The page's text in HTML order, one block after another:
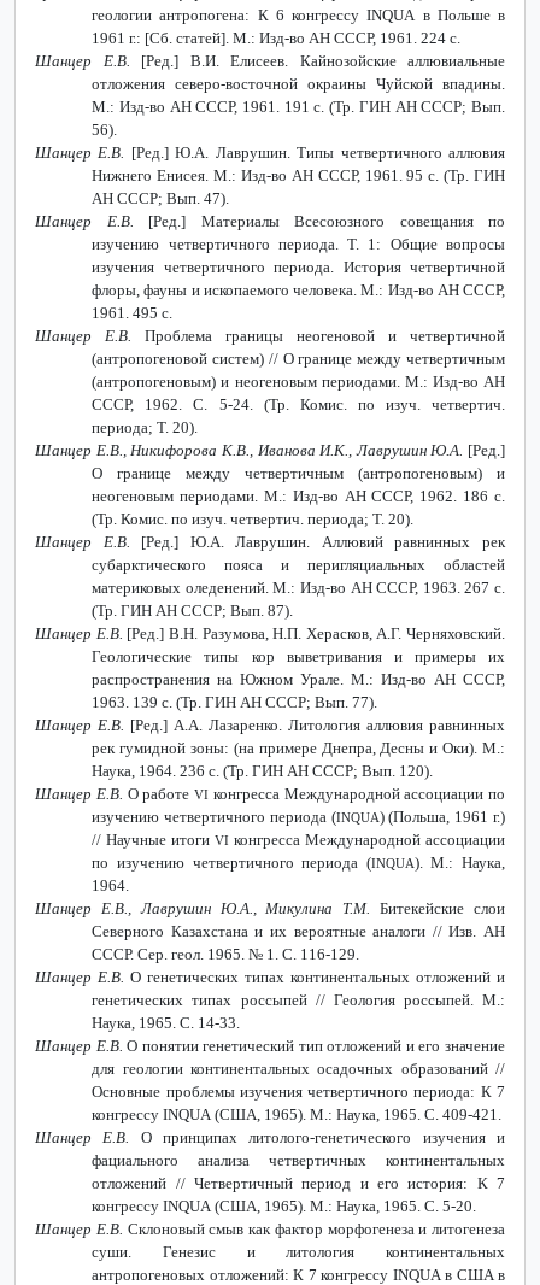
геологии антропогена: К 6 конгрессуINQUAв Польше в
1961 г.: [Сб. статей]. М.: Изд-во АН СССР, 1961. 224 с.
Шанцер Е.В. [Ред.] В.И. Елисеев. Кайнозойские аллювиальные
отложения северо-восточной окраины Чуйской впадины.
М.: Изд-во АН СССР, 1961. 191 с. (Тр. ГИН АН СССР; Вып.
56).
Шанцер Е.В. [Ред.] Ю.А. Лаврушин. Типы четвертичного аллювия
Нижнего Енисея. М.: Изд-во АН СССР, 1961. 95 с. (Тр. ГИН
АН СССР; Вып. 47).
Шанцер Е.В. [Ред.] Материалы Всесоюзного совещания по
изучению четвертичного периода. Т. 1: Общие вопросы
изучения четвертичного периода. История четвертичной
флоры, фауны и ископаемого человека. М.: Изд-во АН СССР,
1961. 495 с.
Шанцер Е.В. Проблема границы неогеновой и четвертичной
(антропогеновой систем) // О границе между четвертичным
(антропогеновым) и неогеновым периодами. М.: Изд-во АН
СССР, 1962. С. 5-24. (Тр. Комис. по изуч. четвертич.
периода; Т. 20).
Шанцер Е.В., Никифорова К.В., Иванова И.К., Лаврушин Ю.А. [Ред.]
О границе между четвертичным (антропогеновым) и
неогеновым периодами. М.: Изд-во АН СССР, 1962. 186 с.
(Тр. Комис. по изуч. четвертич. периода; Т. 20).
Шанцер Е.В. [Ред.] Ю.А. Лаврушин. Аллювий равнинных рек
субарктического пояса и перигляциальных областей
материковых оледенений. М.: Изд-во АН СССР, 1963. 267 с.
(Тр. ГИН АН СССР; Вып. 87).
Шанцер Е.В. [Ред.] В.Н. Разумова, Н.П. Херасков, А.Г. Черняховский.
Геологические типы кор выветривания и примеры их
распространения на Южном Урале. М.: Изд-во АН СССР,
1963. 139 с. (Тр. ГИН АН СССР; Вып. 77).
Шанцер Е.В. [Ред.] А.А. Лазаренко. Литология аллювия равнинных
рек гумидной зоны: (на примере Днепра, Десны и Оки). М.:
Наука, 1964. 236 с. (Тр. ГИН АН СССР; Вып. 120).
Шанцер Е.В. О работе VI конгресса Международной ассоциации по
изучению четвертичного периода (INQUA) (Польша, 1961 г.)
// Научные итогиVI конгресса Международной ассоциации
по изучению четвертичного периода (INQUA). М.: Наука,
1964.
Шанцер Е.В., Лаврушин Ю.А., Микулина Т.М.Битекейские слои
Северного Казахстана и их вероятные аналоги // Изв. АН
СССР. Сер. геол. 1965. № 1. С. 116-129.
Шанцер Е.В. О генетических типах континентальных отложений и
генетических типах россыпей // Геология россыпей. М.:
Наука, 1965. С. 14-33.
Шанцер Е.В.О понятии генетический тип отложений и его значение
для геологии континентальных осадочных образований //
Основные проблемы изучения четвертичного периода: К 7
конгрессуINQUA(США, 1965). М.: Наука, 1965. С. 409-421.
Шанцер Е.В. О принципах литолого-генетического изучения и
фациального анализа четвертичных континентальных
отложений // Четвертичный период и его история: К 7
конгрессуINQUA(США, 1965). М.: Наука, 1965. С. 5-20.
Шанцер Е.В. Склоновый смыв как фактор морфогенеза и литогенеза
суши. Генезис и литология континентальных
антропогеновых отложений: К 7 конгрессу INQUAв США в